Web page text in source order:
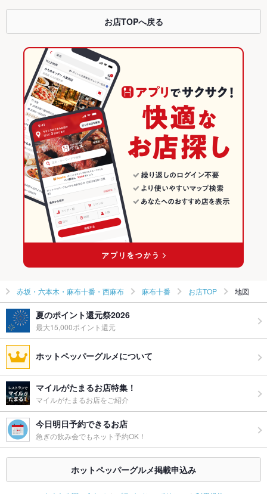
お店TOPへ戻る
赤坂・六本木・麻布十番・西麻布 麻布十番 お店TOP 地図
夏のポイント還元祭2026
最大15,000ポイント還元
ホットペッパーグルメについて
マイルがたまるお店特集！
マイルがたまるお店をご紹介
今日明日予約できるお店
急ぎの飲み会でもネット予約OK！
ホットペッパーグルメ掲載申込み